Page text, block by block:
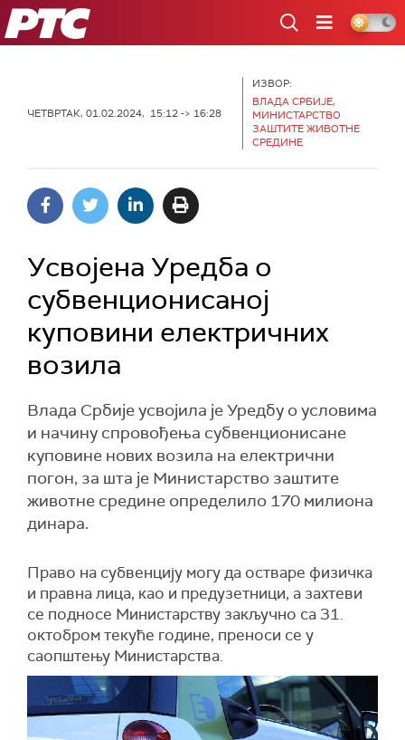
РТС
ЧЕТВРТАК, 01.02.2024, 15:12 -> 16:28
ИЗВОР:
ВЛАДА СРБИЈЕ,
МИНИСТАРСТВО
ЗАШТИТЕ ЖИВОТНЕ
СРЕДИНЕ
Усвојена Уредба о
субвенционисаној
куповини електричних
возила
Влада Србије усвојила је Уредбу о условима
и начину спровођења субвенционисане
куповине нових возила на електрични
погон, за шта је Министарство заштите
животне средине определило 170 милиона
динара.
Право на субвенцију могу да остваре физичка
и правна лица, као и предузетници, а захтеви
се подносе Министарству закључно са 31.
октобром текуће године, преноси се у
саопштењу Министарства.